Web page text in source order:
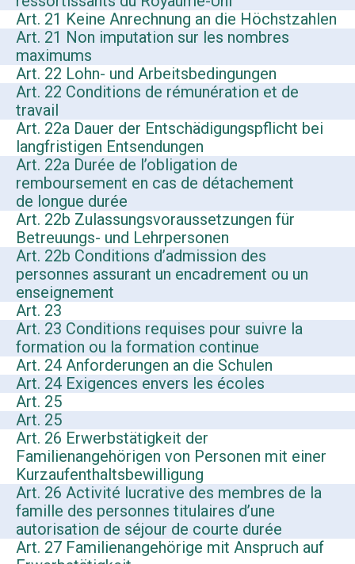
Art. 21 Keine Anrechnung an die Höchstzahlen
Art. 21 Non imputation sur les nombres
maximums
Art. 22 Lohn- und Arbeitsbedingungen
Art. 22 Conditions de rémunération et de
travail
Art. 22a Dauer der Entschädigungspflicht bei
langfristigen Entsendungen
Art. 22a Durée de l’obligation de
remboursement en cas de détachement
de longue durée
Art. 22b Zulassungsvoraussetzungen für
Betreuungs- und Lehrpersonen
Art. 22b Conditions d’admission des
personnes assurant un encadrement ou un
enseignement
Art. 23
Art. 23 Conditions requises pour suivre la
formation ou la formation continue
Art. 24 Anforderungen an die Schulen
Art. 24 Exigences envers les écoles
Art. 25
Art. 25
Art. 26 Erwerbstätigkeit der
Familienangehörigen von Personen mit einer
Kurzaufenthaltsbewilligung
Art. 26 Activité lucrative des membres de la
famille des personnes titulaires d’une
autorisation de séjour de courte durée
Art. 27 Familienangehörige mit Anspruch auf